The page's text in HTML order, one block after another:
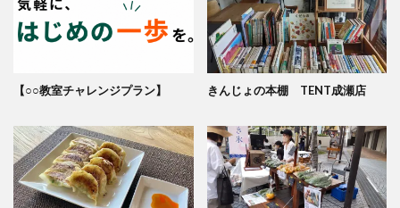
【○○教室チャレンジプラン】 きんじょの本棚 TENT成瀬店